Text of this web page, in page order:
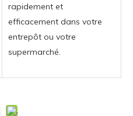
rapidement et
efficacement dans votre
entrepôt ou votre
supermarché.